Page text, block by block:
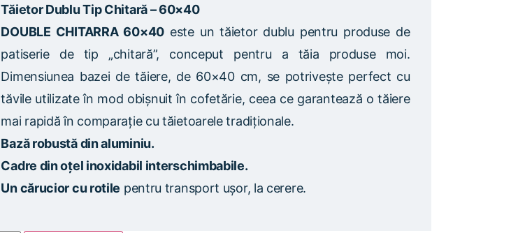
Tăietor Dublu Tip Chitară – 60×40
DOUBLE CHITARRA 60×40este un tăietor dublu pentru produse de
patiserie de tip „chitară”, conceput pentru a tăia produse moi.
Dimensiunea bazei de tăiere, de 60×40 cm, se potrivește perfect cu
tăvile utilizate în mod obișnuit în cofetărie, ceea ce garantează o tăiere
mai rapidă în comparație cu tăietoarele tradiționale.
Bază robustă din aluminiu.
Cadre din oțel inoxidabil interschimbabile.
Un cărucior cu rotile pentru transport ușor, la cerere.